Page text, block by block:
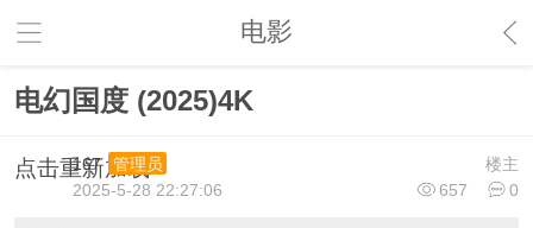
电影
电幻国度 (2025)4K
点击重新加载 楼主
167
管理员
657
0
2025-5-28 22:27:06